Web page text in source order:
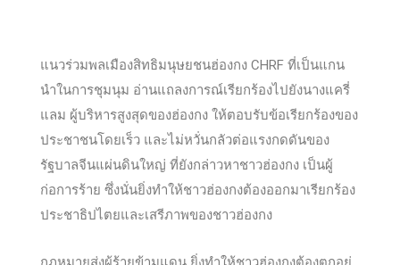
แนวร่วมพลเมืองสิทธิมนุษยชนฮ่องกง CHRF ที่เป็นแกน
นำในการชุมนุม อ่านแถลงการณ์เรียกร้องไปยังนางแครี่
แลม ผู้บริหารสูงสุดของฮ่องกง ให้ตอบรับข้อเรียกร้องของ
ประชาชนโดยเร็ว และไม่หวั่นกลัวต่อแรงกดดันของ
รัฐบาลจีนแผ่นดินใหญ่ ที่ยังกล่าวหาชาวฮ่องกง เป็นผู้
ก่อการร้าย ซึ่งนั่นยิ่งทำให้ชาวฮ่องกงต้องออกมาเรียกร้อง
ประชาธิปไตยและเสรีภาพของชาวฮ่องกง